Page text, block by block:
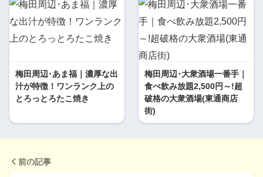
梅田周辺･あま福｜濃厚な出
汁が特徴！ワンランク上の
とろっとろたこ焼き
梅田周辺･大衆酒場一番手｜
食べ飲み放題2,500円～!超
破格の大衆酒場(東通商店
街)
前の記事